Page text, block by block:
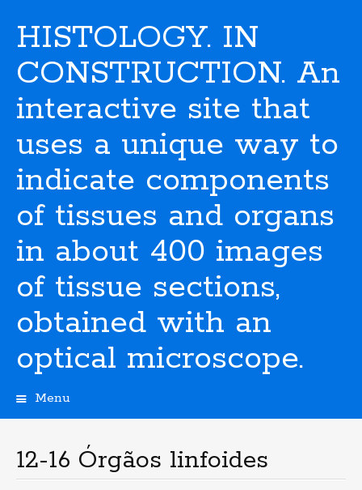
HISTOLOGY. IN
CONSTRUCTION. An
interactive site that
uses a unique way to
indicate components
of tissues and organs
in about 400 images
of tissue sections,
obtained with an
optical microscope.
Menu
i
p
t
12-16 Órgãos linfoides